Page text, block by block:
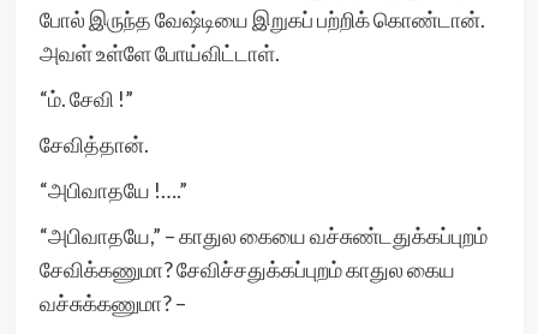
போல் இருந்த வேஷ்டியை இறுகப் பற்றிக் கொண்டான்.
அவள் உள்ளே போய்விட்டாள்.
“ம். சேவி !”
சேவித்தான்.
“அபிவாதயே !….”
“அபிவாதயே,” – காதுல கையை வச்சுண்டதுக்கப்புறம்
சேவிக்கணுமா? சேவிச்சதுக்கப்புறம் காதுல கைய
வச்சுக்கணுமா? –